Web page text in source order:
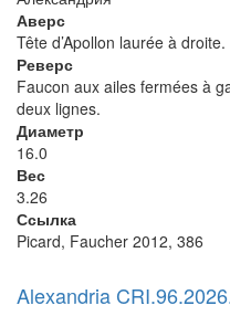
Аверс
Tête d’Apollon laurée à droite.
Реверс
Faucon aux ailes fermées à
deux lignes.
Диаметр
16.0
Вес
3.26
Ссылка
Picard, Faucher 2012, 386
Alexandria